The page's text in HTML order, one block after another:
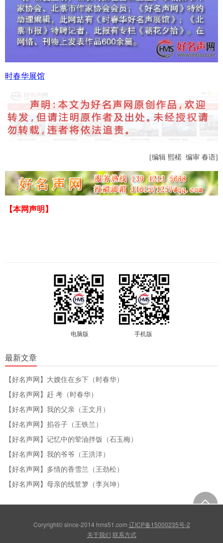
时春华展馆
[编辑 熙楉 编审 春语]
【本网声明】
电脑版 手机版
最新文章
【好名声网】大嫂住在乡下（时春华）
【好名声网】赶 考（时春华）
【好名声网】我的父亲（王文月）
【好名声网】掐谷子（王铁兰）
【好名声网】记忆中的荤油拌饭（石玉梅）
【好名声网】我的爷爷（王洪洋）
【好名声网】多情的香雪兰（王劲松）
【好名声网】母亲的线笸箩（李兴坤）
Coryright© since-2014 hms51.com 辽ICP备15000235号-2
关于我们 联系方式